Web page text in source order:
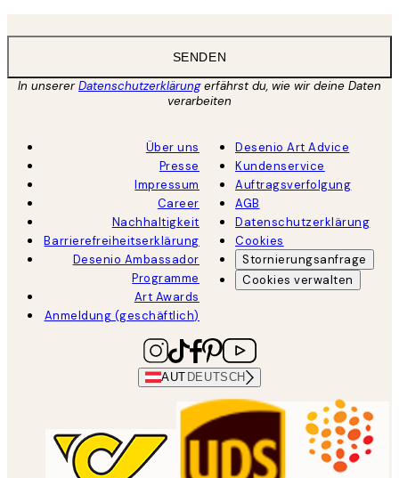
SENDEN
In unsererDatenschutzerklärungerfährst du, wie wir deine Daten
verarbeiten
Über uns
Presse
Impressum
Career
Nachhaltigkeit
Barrierefreiheitserklärung
Desenio Ambassador
Programme
Art Awards
Anmeldung (geschäftlich)
Desenio Art Advice
Kundenservice
Auftragsverfolgung
AGB
Datenschutzerklärung
Cookies
Stornierungsanfrage
Cookies verwalten
AUT DEUTSCH